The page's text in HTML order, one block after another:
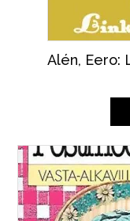
Alén, Eero: